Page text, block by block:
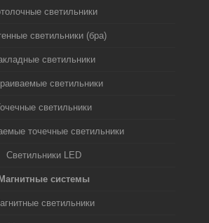
светильники
светильники (бра)
светильники
светильники
светильники
точечные светильники
Светильники LED
Магнитные системы
светильники